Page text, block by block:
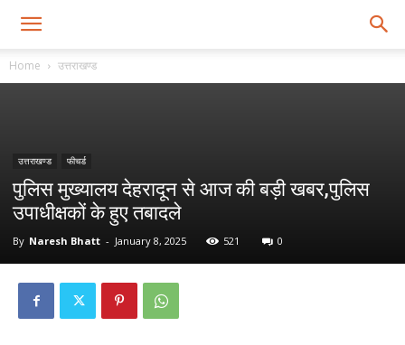
Home उत्तराखण्ड
उत्तराखण्ड फीचर्ड
पुलिस मुख्यालय देहरादून से आज की बड़ी खबर,पुलिस
उपाधीक्षकों के हुए तबादले
By Naresh Bhatt - January 8, 2025 521 0